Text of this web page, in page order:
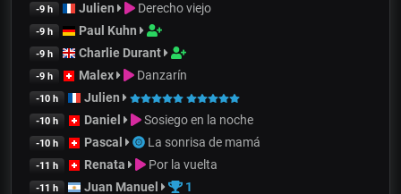
-9 h Julien Derecho viejo
-9 h Paul Kuhn
-9 h Charlie Durant
-9 h Malex Danzarín
-10 h Julien
-10 h Daniel Sosiego en la noche
-10 h Pascal La sonrisa de mamá
-11 h Renata Por la vuelta
-11 h Juan Manuel 1